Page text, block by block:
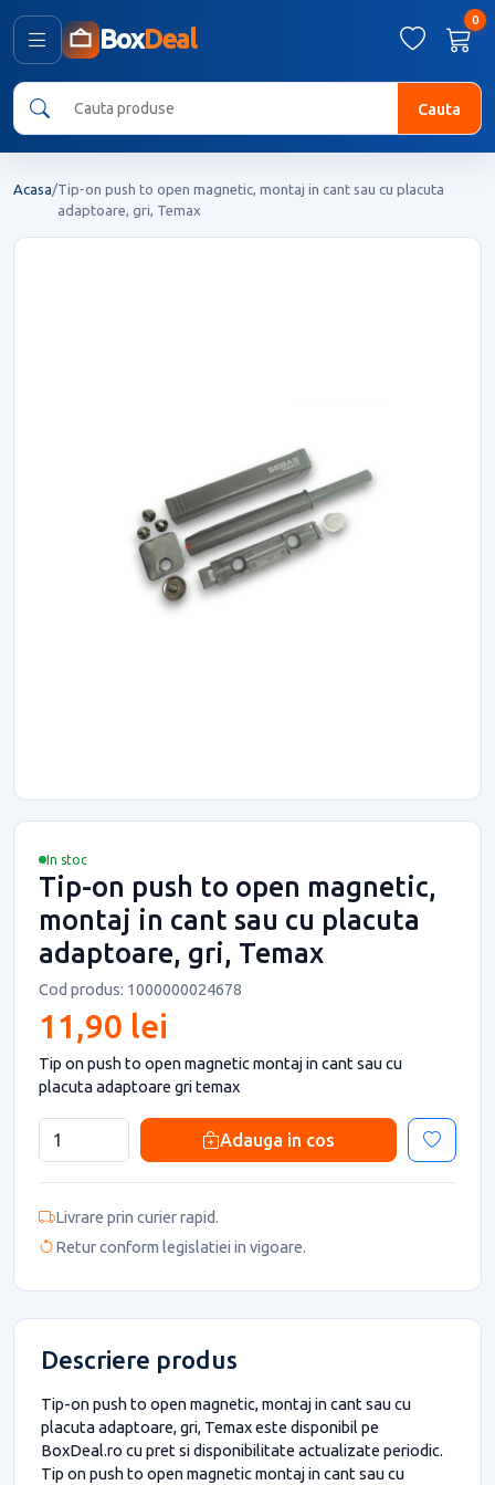
BoxDeal
0
Cauta
Acasa/Tip-on push to open magnetic, montaj in cant sau cu placuta
adaptoare, gri, Temax
In stoc
Tip-on push to open magnetic,
montaj in cant sau cu placuta
adaptoare, gri, Temax
Cod produs: 1000000024678
11,90 lei
Tip on push to open magnetic montaj in cant sau cu
placuta adaptoare gri temax
Adauga in cos
Livrare prin curier rapid.
Retur conform legislatiei in vigoare.
Descriere produs
Tip-on push to open magnetic, montaj in cant sau cu
placuta adaptoare, gri, Temax este disponibil pe
BoxDeal.ro cu pret si disponibilitate actualizate periodic.
Tip on push to open magnetic montaj in cant sau cu